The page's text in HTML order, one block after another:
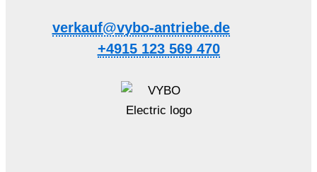
verkauf@vybo-antriebe.de
+4915 123 569 470